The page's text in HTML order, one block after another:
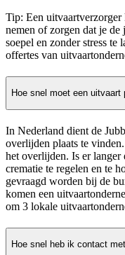
Tip: Een uitvaartverzorger
nemen of zorgen dat je
soepel en zonder stress
offertes van
Hoe snel moet een
In Nederland dient de
overlijden plaats te
het overlijden. Is er
crematie te regelen en te
gevraagd worden bij de
komen een
om 3 lokale
Hoe snel heb ik contact